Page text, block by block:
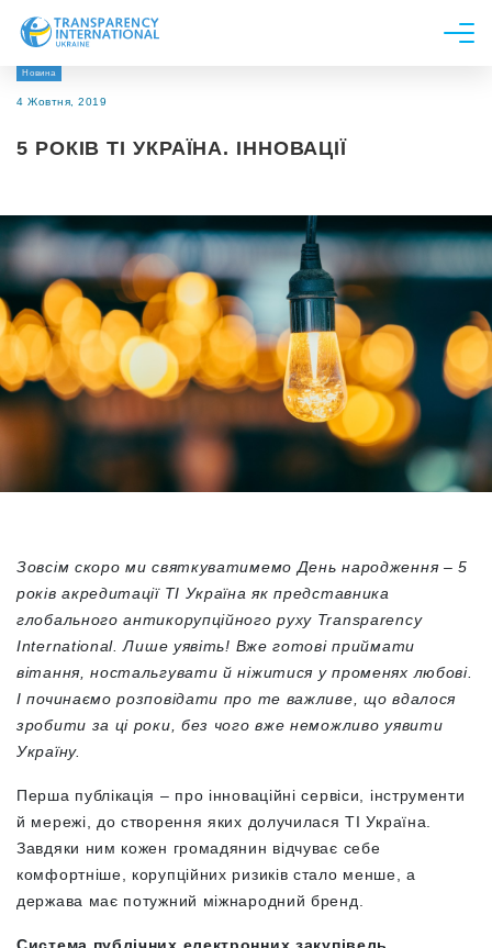
Про нас
Дослідження
Долучитися
Новина
4 Жовтня, 2019
5 РОКІВ ТІ УКРАЇНА. ІННОВАЦІЇ
Зовсім скоро ми святкуватимемо День народження – 5
років акредитації ТІ Україна як представника
глобального антикорупційного руху Transparency
International. Лише уявіть! Вже готові приймати
вітання, ностальгувати й ніжитися у променях любові.
І починаємо розповідати про те важливе, що вдалося
зробити за ці роки, без чого вже неможливо уявити
Україну.
Перша публікація – про інноваційні сервіси, інструменти
й мережі, до створення яких долучилася ТІ Україна.
Завдяки ним кожен громадянин відчуває себе
комфортніше, корупційних ризиків стало менше, а
держава має потужний міжнародний бренд.
Система публічних електронних закупівель